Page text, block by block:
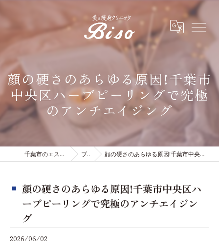
顔の硬さのあらゆる原因!千葉市
中央区ハーブピーリングで究極
のアンチエイジング
千葉市のエステは有限会社ビソウ ブログ 顔の硬さのあらゆる原因!千葉市中央区ハーブピーリングで究極のアンチエイジング
顔の硬さのあらゆる原因!千葉市中央区ハ
ーブピーリングで究極のアンチエイジン
グ
2026/06/02